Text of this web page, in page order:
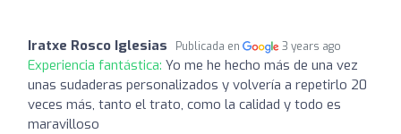
Iratxe Rosco Iglesias Publicada en 3 years ago
Experiencia fantástica: Yo me he hecho más de una vez
unas sudaderas personalizados y volvería a repetirlo 20
veces más, tanto el trato, como la calidad y todo es
maravilloso